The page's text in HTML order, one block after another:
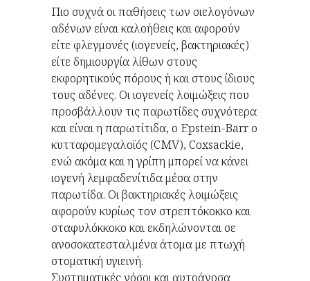
Πιο συχνά οι παθήσεις των σιελογόνων
αδένων είναι καλοήθεις και αφορούν
είτε φλεγμονές (ιογενείς, βακτηριακές)
είτε δημιουργία λίθων στους
εκφορητικούς πόρους ή και στους ίδιους
τους αδένες. Οι ιογενείς λοιμώξεις που
προσβάλλουν τις παρωτίδες συχνότερα
και είναι η παρωτίτιδα, ο Epstein-Barr ο
κυτταρομεγαλοϊός (CMV), Coxsackie,
ενώ ακόμα και η γρίπη μπορεί να κάνει
ιογενή λεμφαδενίτιδα μέσα στην
παρωτίδα. Οι βακτηριακές λοιμώξεις
αφορούν κυρίως τον στρεπτόκοκκο και
σταφυλόκκοκο και εκδηλώνονται σε
ανοσοκατεσταλμένα άτομα με πτωχή
στοματική υγιεινή.
Συστηματικές νόσοι και αυτοάνοσα